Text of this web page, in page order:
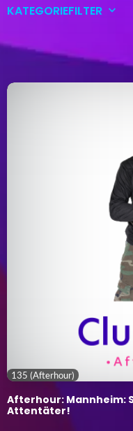
KATEGORIEFILTER keyboard_arrow_down
135 (Afterhour)
Afterhour: Mannheim:
Attentäter!